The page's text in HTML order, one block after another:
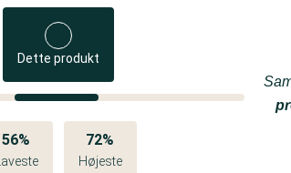
Dette produkt
56%
Laveste
72%
Højeste